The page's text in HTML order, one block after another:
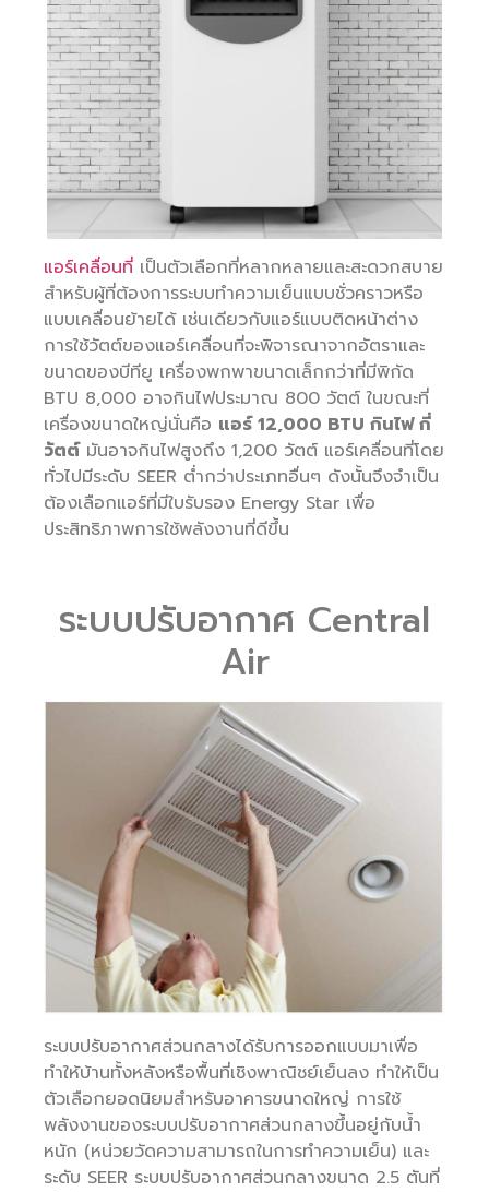
แอร์เคลื่อนที่ เป็นตัวเลือกที่หลากหลายและสะดวกสบาย
สำหรับผู้ที่ต้องการระบบทำความเย็นแบบชั่วคราวหรือ
แบบเคลื่อนย้ายได้ เช่นเดียวกับแอร์แบบติดหน้าต่าง
การใช้วัตต์ของแอร์เคลื่อนที่จะพิจารณาจากอัตราและ
ขนาดของบีทียู เครื่องพกพาขนาดเล็กกว่าที่มีพิกัด
BTU 8,000 อาจกินไฟประมาณ 800 วัตต์ ในขณะที่
เครื่องขนาดใหญ่นั่นคือ แอร์ 12,000 BTU กินไฟ กี่
วัตต์มันอาจกินไฟสูงถึง 1,200 วัตต์ แอร์เคลื่อนที่โดย
ทั่วไปมีระดับ SEER ต่ำกว่าประเภทอื่นๆ ดังนั้นจึงจำเป็น
ต้องเลือกแอร์ที่มีใบรับรอง Energy Star เพื่อ
ประสิทธิภาพการใช้พลังงานที่ดีขึ้น
ระบบปรับอากาศ Central
Air
ระบบปรับอากาศส่วนกลางได้รับการออกแบบมาเพื่อ
ทำให้บ้านทั้งหลังหรือพื้นที่เชิงพาณิชย์เย็นลง ทำให้เป็น
ตัวเลือกยอดนิยมสำหรับอาคารขนาดใหญ่ การใช้
พลังงานของระบบปรับอากาศส่วนกลางขึ้นอยู่กับน้ำ
หนัก (หน่วยวัดความสามารถในการทำความเย็น) และ
ระดับ SEER ระบบปรับอากาศส่วนกลางขนาด 2.5 ตันที่